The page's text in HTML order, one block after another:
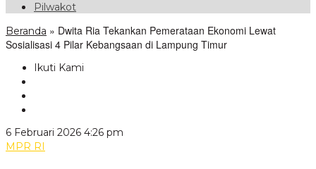
Pilwakot
Beranda » Dwita Ria Tekankan Pemerataan Ekonomi Lewat
Sosialisasi 4 Pilar Kebangsaan di Lampung Timur
Ikuti Kami
6 Februari 2026 4:26 pm
MPR RI